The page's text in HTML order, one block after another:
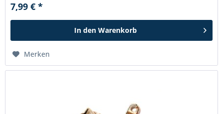
7,99 € *
In den Warenkorb
Merken